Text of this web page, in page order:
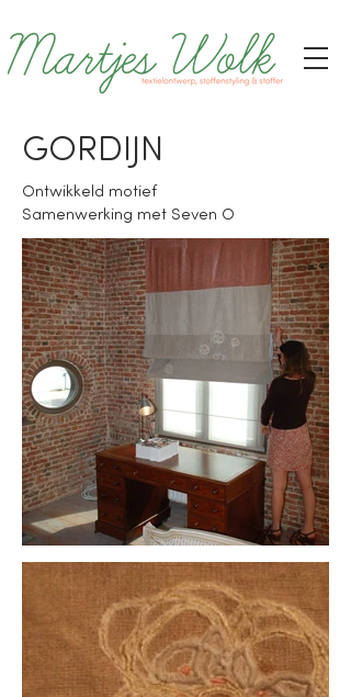
GORDIJN
Ontwikkeld motief
Samenwerking met Seven O